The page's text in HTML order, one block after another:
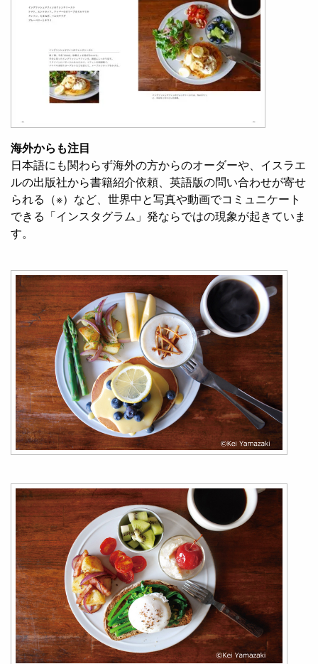
海外からも注目
日本語にも関わらず海外の方からのオーダーや、イスラエ
ルの出版社から書籍紹介依頼、英語版の問い合わせが寄せ
られる（※）など、世界中と写真や動画でコミュニケート
できる「インスタグラム」発ならではの現象が起きていま
す。